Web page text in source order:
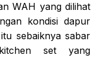
WAH yang dilihat
kondisi dapur
sebaiknya sabar
set yang